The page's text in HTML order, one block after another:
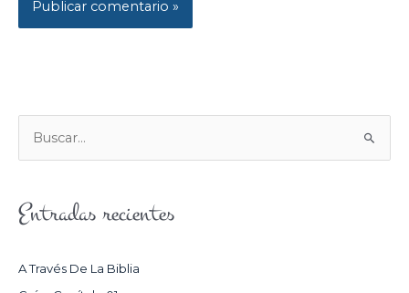
U
C
Entradas recientes
A Través De La Biblia